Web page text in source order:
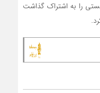
را به اشتراک گذاشت